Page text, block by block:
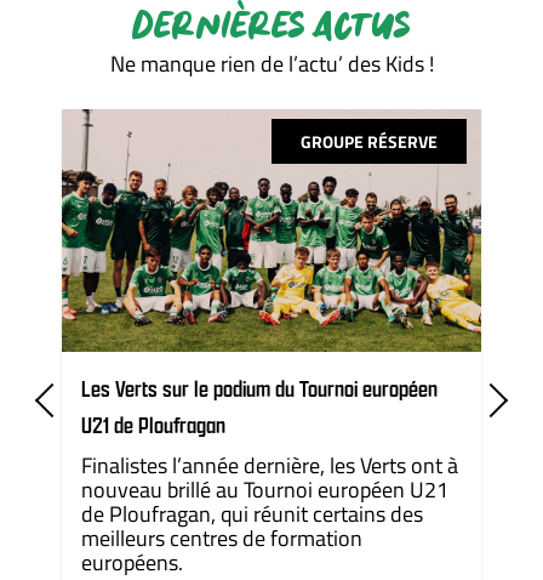
DERNIÈRES ACTUS
Ne manque rien de l’actu’ des Kids !
GROUPE RÉSERVE
Les Verts sur le podium du Tournoi européen
U21 de Ploufragan
Finalistes l’année dernière, les Verts ont à
nouveau brillé au Tournoi européen U21
de Ploufragan, qui réunit certains des
meilleurs centres de formation
européens.